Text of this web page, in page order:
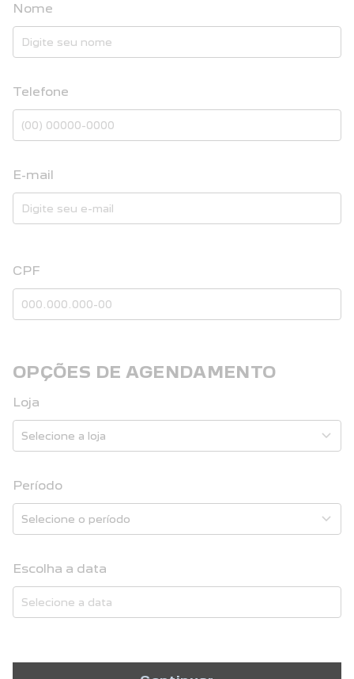
Nome
Telefone
E-mail
CPF
OPÇÕES DE AGENDAMENTO
Loja
Período
Escolha a data